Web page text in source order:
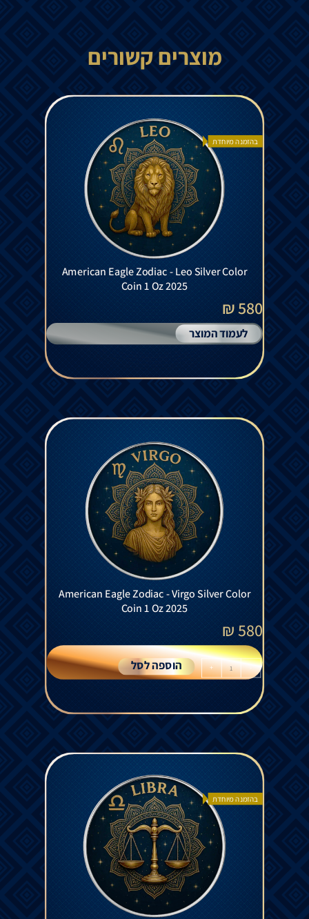
מוצרים קשורים
בהזמנה מיוחדת
American Eagle Zodiac - Leo Silver Color
Coin 1 Oz 2025
580 ₪
לעמוד המוצר
American Eagle Zodiac - Virgo Silver Color
Coin 1 Oz 2025
580
₪
-
+ הוספה לסל
בהזמנה מיוחדת